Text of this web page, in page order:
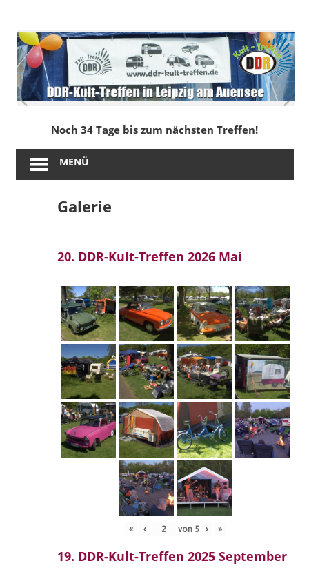
springen
DDR-
Kult-
Treffen
in
Leipzig
am
Noch 34 Tage bis zum nächsten Treffen!
MENÜ
Galerie
20. DDR-Kult-Treffen 2026 Mai
« ‹ von 5 › »
19. DDR-Kult-Treffen 2025 September